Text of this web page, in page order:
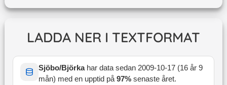
LADDA NER I TEXTFORMAT
Sjöbo/Björkahar data sedan 2009-10-17(16 år 9
mån) med en upptid på97% senaste året.